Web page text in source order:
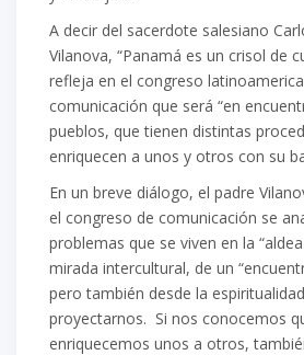
A decir del sacerdote salesiano
Vilanova, “Panamá es un crisol de
refleja en el congreso
comunicación que será “en
pueblos, que tienen distintas
enriquecen a unos y otros con su
En un breve diálogo, el padre
el congreso de comunicación se
problemas que se viven en la
mirada intercultural, de un
pero también desde la
proyectarnos. Si nos conocemos
enriquecemos unos a otros,